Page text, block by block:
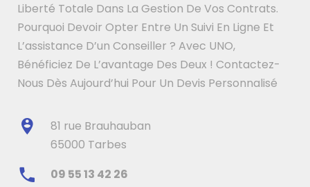
Liberté Totale Dans La Gestion De Vos Contrats.
Pourquoi Devoir Opter Entre Un Suivi En Ligne Et
L’assistance D’un Conseiller ? Avec UNO,
Bénéficiez De L’avantage Des Deux ! Contactez-
Nous Dès Aujourd’hui Pour Un Devis Personnalisé
81 rue Brauhauban
65000 Tarbes
09 55 13 42 26